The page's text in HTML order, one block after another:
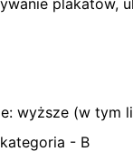
wyższe (w tym
- B